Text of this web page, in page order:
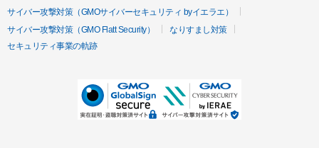
サイバー攻撃対策（GMOサイバーセキュリティ byイエラエ）
サイバー攻撃対策（GMO Flatt Security）
なりすまし対策
セキュリティ事業の軌跡